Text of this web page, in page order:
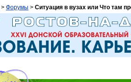
> Форумы > Ситуация в вузах или Что там